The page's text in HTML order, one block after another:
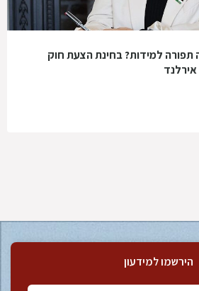
תפורה למידות? בחינת הצעת חוק
הירשמו למידעון